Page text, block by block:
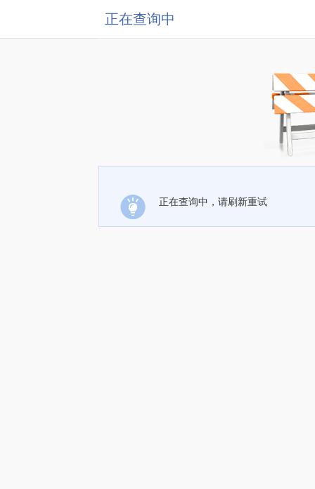
正在查询中
正在查询中，请刷新重试